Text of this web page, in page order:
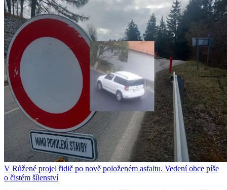
V Růžené projel řidič po nově položeném asfaltu. Vedení obce píše
o čistém šílenství